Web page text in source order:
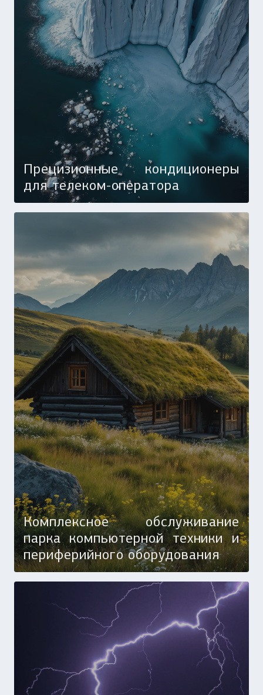
Прецизионные кондиционеры
для телеком-оператора
Комплексное обслуживание
парка компьютерной техники и
периферийного оборудования